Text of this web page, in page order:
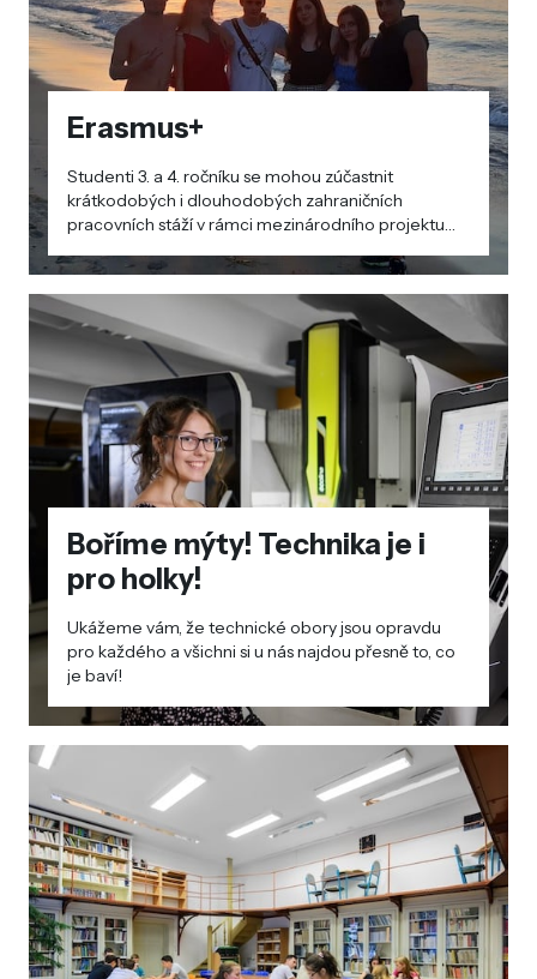
Erasmus+
Studenti 3. a 4. ročníku se mohou zúčastnit
krátkodobých i dlouhodobých zahraničních
pracovních stáží v rámci mezinárodního projektu
školního roku 2018/2019.
Boříme mýty! Technika je i
pro holky!
Ukážeme vám, že technické obory jsou opravdu
pro každého a všichni si u nás najdou přesně to, co
je baví!